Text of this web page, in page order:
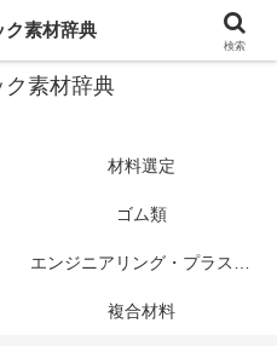
連情報サイト
ク素材辞典
材料選定
ゴム類
エンジニアリング・プラスチック
複合材料
ク素材辞典
検索